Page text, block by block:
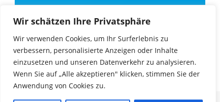
Wir schätzen Ihre Privatsphäre
Wir verwenden Cookies, um Ihr Surferlebnis zu
verbessern, personalisierte Anzeigen oder Inhalte
einzusetzen und unseren Datenverkehr zu analysieren.
Wenn Sie auf „Alle akzeptieren" klicken, stimmen Sie der
Anwendung von Cookies zu.